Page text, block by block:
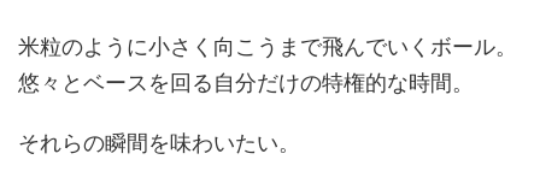
米粒のように小さく向こうまで飛んでいくボール。
悠々とベースを回る自分だけの特権的な時間。
それらの瞬間を味わいたい。